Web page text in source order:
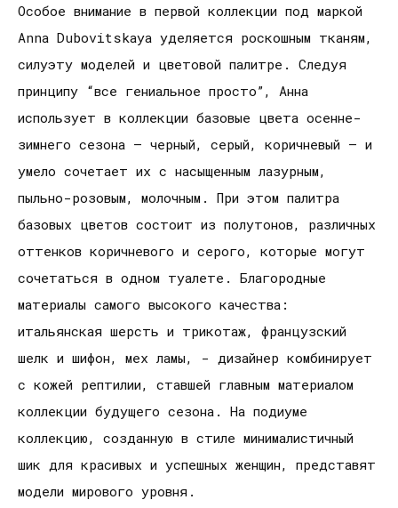
Особое внимание в первой коллекции под маркой
Anna Dubovitskaya уделяется роскошным тканям,
силуэту моделей и цветовой палитре. Следуя
принципу “все гениальное просто”, Анна
использует в коллекции базовые цвета осенне-
зимнего сезона – черный, серый, коричневый – и
умело сочетает их с насыщенным лазурным,
пыльно-розовым, молочным. При этом палитра
базовых цветов состоит из полутонов, различных
оттенков коричневого и серого, которые могут
сочетаться в одном туалете. Благородные
материалы самого высокого качества:
итальянская шерсть и трикотаж, французский
шелк и шифон, мех ламы, - дизайнер комбинирует
с кожей рептилии, ставшей главным материалом
коллекции будущего сезона. На подиуме
коллекцию, созданную в стиле минималистичный
шик для красивых и успешных женщин, представят
модели мирового уровня.